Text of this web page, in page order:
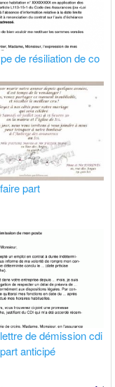
de résiliation de co
part
de démission cdi
anticipé